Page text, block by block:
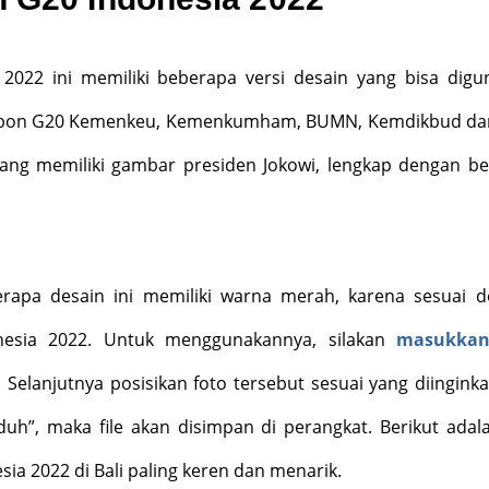
ini memiliki beberapa versi desain yang bisa
G20 Kemenkeu, Kemenkumham, BUMN, Kemdikbud
memiliki gambar presiden Jokowi, lengkap dengan
desain ini memiliki warna merah, karena sesuai
2022. Untuk menggunakannya, silakan
Selanjutnya posisikan foto tersebut sesuai yang
maka file akan disimpan di perangkat. Berikut
2022 di Bali paling keren dan menarik.